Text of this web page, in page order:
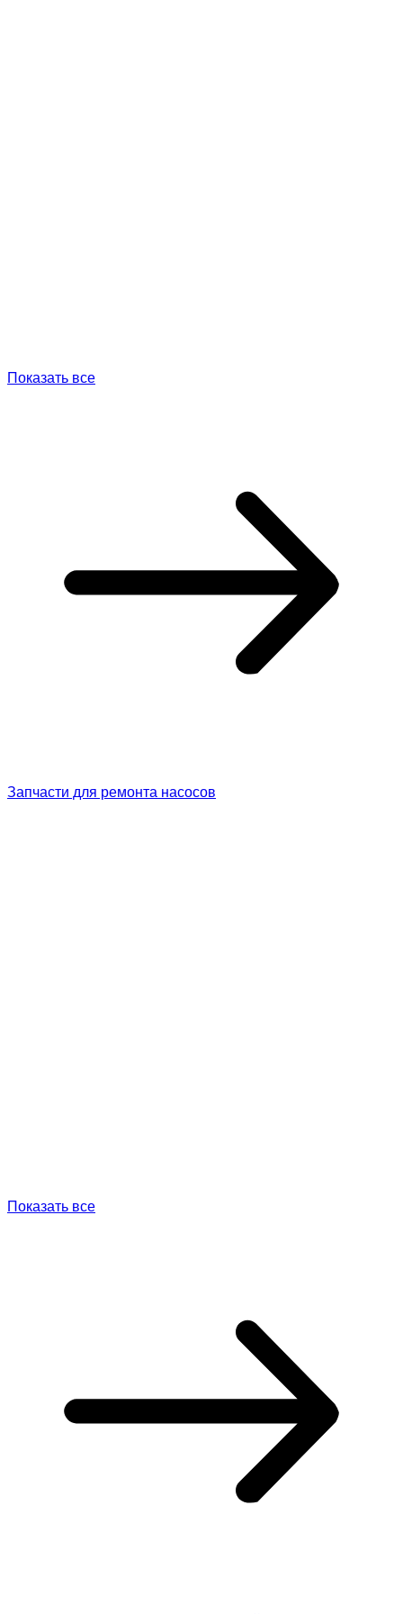
Показать все
Запчасти для ремонта насосов
Показать все